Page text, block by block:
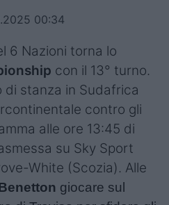
00:34
6 Nazioni torna lo
con il 13° turno.
di stanza in Sudafrica
contro gli
alle ore 13:45 di
su Sky Sport
White (Scozia). Alle
giocare sul